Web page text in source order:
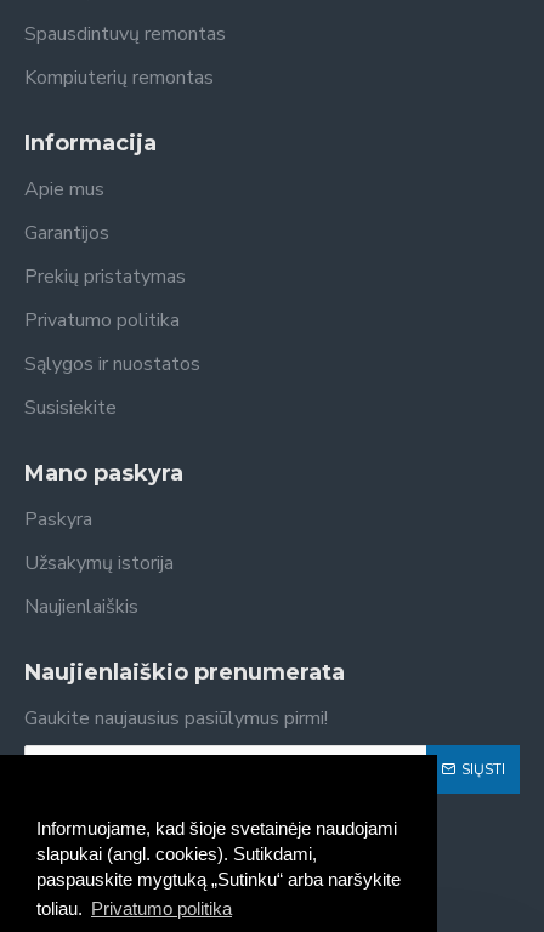
Informuojame, kad šioje svetainėje naudojami
slapukai (angl. cookies). Sutikdami,
paspauskite mygtuką „Sutinku“ arba naršykite
toliau. Privatumo politika
Spausdintuvų remontas
Kompiuterių remontas
Informacija
Apie mus
Garantijos
Prekių pristatymas
Privatumo politika
Sąlygos ir nuostatos
Susisiekite
Mano paskyra
Paskyra
Užsakymų istorija
Naujienlaiškis
Naujienlaiškio prenumerata
Gaukite naujausius pasiūlymus pirmi!
SIŲSTI
Susipažinau ir sutinku su Privatumo politika